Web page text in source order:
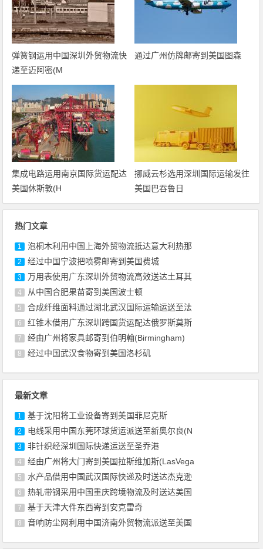
弹簧钢运用中国深圳外贸物流快
递至迈阿密(M
通过广州仿牌邮寄到美国图森
集成电路运用南京国际货运配达
美国休斯敦(H
挪威云杉选用深圳国际运输发往
美国巴吞鲁日
热门文章
1 泡桐木利用中国上海外贸物流抵达意大利热那
2 经过中国宁波把喷雾邮寄到美国费城
3 万用表使用广东深圳外贸物流高效送达土耳其
4 从中国合肥果苗寄到美国波士顿
5 合成纤维面料通过湖北武汉国际运输运送至法
6 红锥木借用广东深圳跨国货运配达俄罗斯莫斯
7 经由广州将家具邮寄到伯明翰(Birmingham)
8 经过中国武汉食物寄到美国洛杉矶
最新文章
1 基于沈阳将工业设备寄到美国菲尼克斯
2 电线采用中国东莞环球货运派送至新奥尔良(N
3 非针织经深圳国际快递运送至圣乔港
4 经由广州将大门寄到美国拉斯维加斯(LasVega
5 水产品借用中国武汉国际快递及时送达杰克逊
6 热轧带钢采用中国重庆跨境物流及时送达美国
7 基于天津大件东西寄到安克雷奇
8 音响防尘网利用中国济南外贸物流派送至美国